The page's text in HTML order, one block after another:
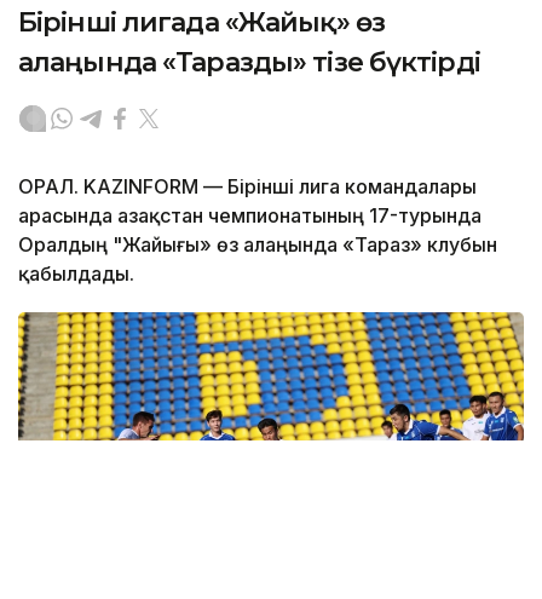
Бірінші лигада «Жайық» өз
алаңында «Таразды» тізе бүктірді
ОРАЛ. KAZINFORM — Бірінші лига командалары
арасында Қазақстан чемпионатының 17-турында
Оралдың "Жайығы» өз алаңында «Тараз» клубын
қабылдады.